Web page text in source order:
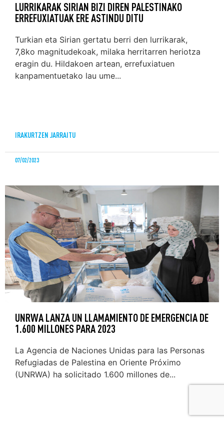
LURRIKARAK SIRIAN BIZI DIREN PALESTINAKO
ERREFUXIATUAK ERE ASTINDU DITU
Turkian eta Sirian gertatu berri den lurrikarak,
7,8ko magnitudekoak, milaka herritarren heriotza
eragin du. Hildakoen artean, errefuxiatuen
kanpamentuetako lau ume...
IRAKURTZEN JARRAITU
07/02/2023
UNRWA LANZA UN LLAMAMIENTO DE EMERGENCIA DE
1.600 MILLONES PARA 2023
La Agencia de Naciones Unidas para las Personas
Refugiadas de Palestina en Oriente Próximo
(UNRWA) ha solicitado 1.600 millones de...